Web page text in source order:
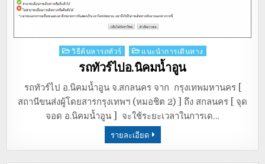
Posted
วิธีค้นหารถทัวร์ แนะนำการเดินทาง
รถทัวร์ไปอ.นิคมน้ำอูน
รถทัวร์ไป อ.นิคมน้ำอูน จ.สกลนคร จาก กรุงเทพมหานคร [
สถานีขนส่งผู้โดยสารกรุงเทพฯ (หมอชิต 2) ] ถึง สกลนคร [ จุด
จอด อ.นิคมน้ำอูน ] จะใช้ระยะเวลาในการเด…
รายละเอียด